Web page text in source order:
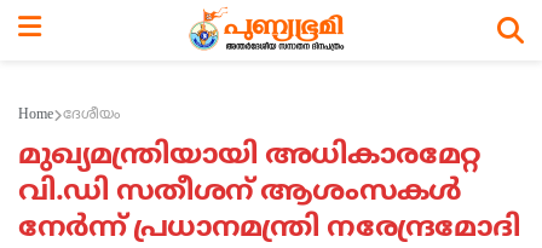
Home ദേശീയം
മുഖ്യമന്ത്രിയായി അധികാരമേറ്റ
വി.ഡി സതീശന് ആശംസകള്‍
നേര്‍ന്ന് പ്രധാനമന്ത്രി നരേന്ദ്രമോദി